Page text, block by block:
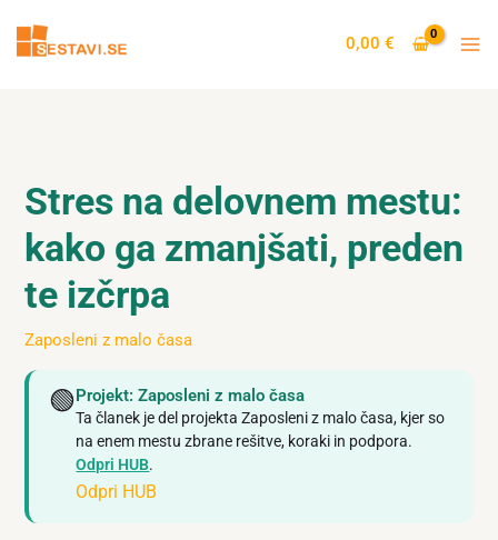
content
0,00€
Stres na delovnem mestu:
kako ga zmanjšati, preden
te izčrpa
Zaposleni z malo časa
🟢Projekt: Zaposleni z malo časa
Ta članek je del projekta Zaposleni z malo časa, kjer so
na enem mestu zbrane rešitve, koraki in podpora.
Odpri HUB.
Odpri HUB